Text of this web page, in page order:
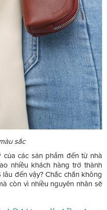
sắc
các sản phẩm đến từ nhà
nhiều khách hàng trở thành
đến vậy? Chắc chắn không
còn vì nhiều nguyên nhân sẽ